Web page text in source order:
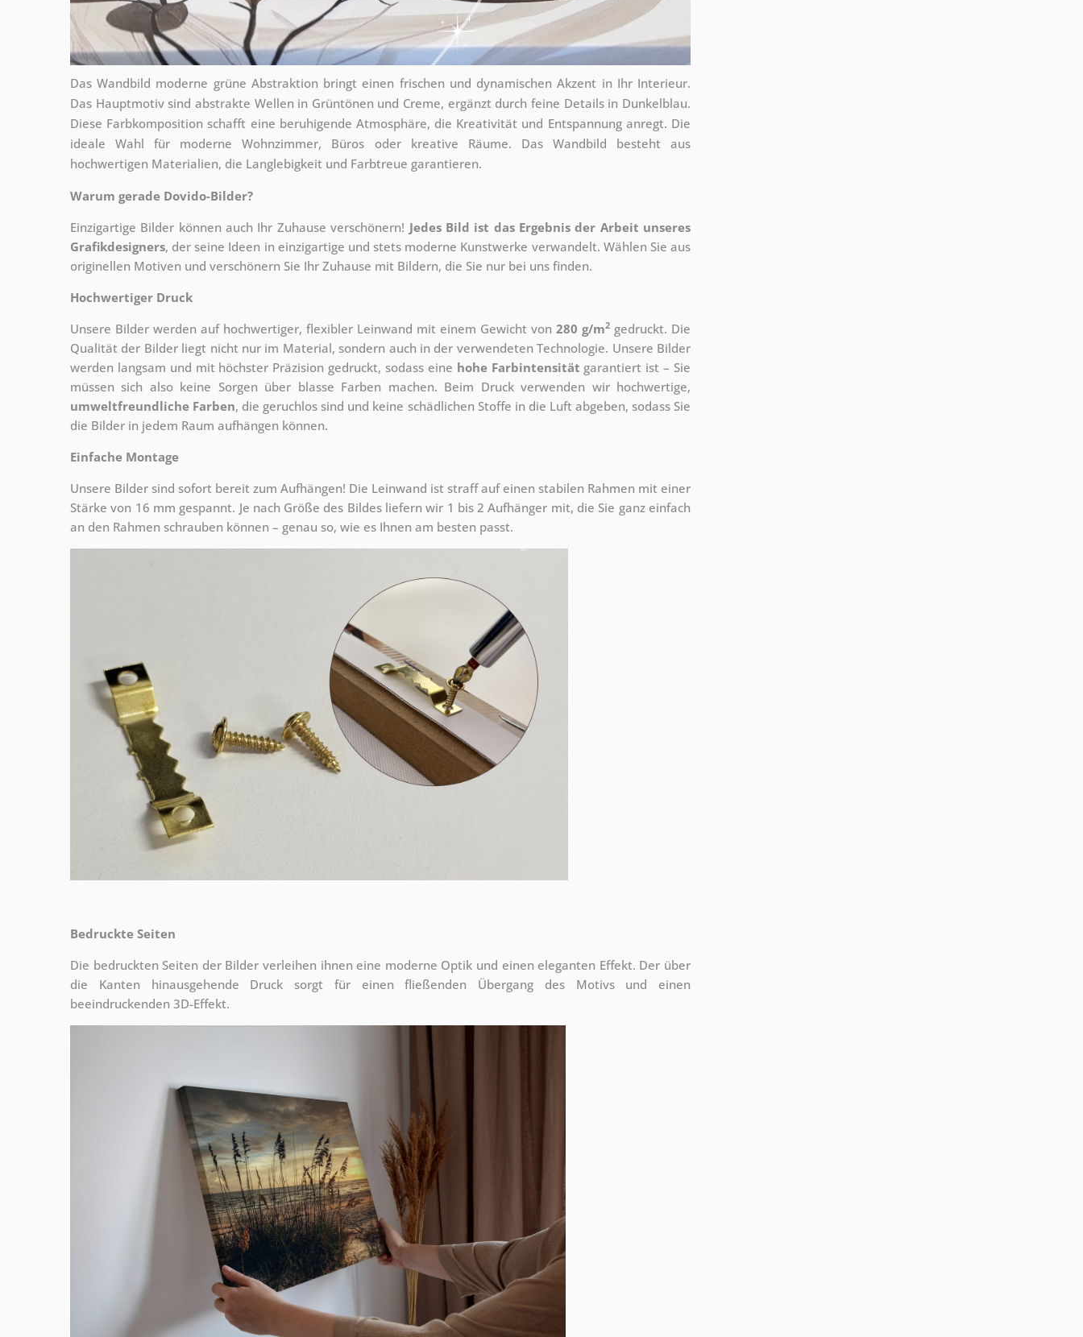
Das Wandbild moderne grüne Abstraktion bringt einen frischen und dynamischen Akzent in Ihr Interieur.
Das Hauptmotiv sind abstrakte Wellen in Grüntönen und Creme, ergänzt durch feine Details in Dunkelblau.
Diese Farbkomposition schafft eine beruhigende Atmosphäre, die Kreativität und Entspannung anregt. Die
ideale Wahl für moderne Wohnzimmer, Büros oder kreative Räume. Das Wandbild besteht aus
hochwertigen Materialien, die Langlebigkeit und Farbtreue garantieren.
Warum gerade Dovido-Bilder?
Einzigartige Bilder können auch Ihr Zuhause verschönern! Jedes Bild ist das Ergebnis der Arbeit unseres
Grafikdesigners, der seine Ideen in einzigartige und stets moderne Kunstwerke verwandelt. Wählen Sie aus
originellen Motiven und verschönern Sie Ihr Zuhause mit Bildern, die Sie nur bei uns finden.
Hochwertiger Druck
Unsere Bilder werden auf hochwertiger, flexibler Leinwand mit einem Gewicht von 280 g/m2 gedruckt. Die
Qualität der Bilder liegt nicht nur im Material, sondern auch in der verwendeten Technologie. Unsere Bilder
werden langsam und mit höchster Präzision gedruckt, sodass eine hohe Farbintensität garantiert ist – Sie
müssen sich also keine Sorgen über blasse Farben machen. Beim Druck verwenden wir hochwertige,
umweltfreundliche Farben, die geruchlos sind und keine schädlichen Stoffe in die Luft abgeben, sodass Sie
die Bilder in jedem Raum aufhängen können.
Einfache Montage
Unsere Bilder sind sofort bereit zum Aufhängen! Die Leinwand ist straff auf einen stabilen Rahmen mit einer
Stärke von 16 mm gespannt. Je nach Größe des Bildes liefern wir 1 bis 2 Aufhänger mit, die Sie ganz einfach
an den Rahmen schrauben können – genau so, wie es Ihnen am besten passt.
Bedruckte Seiten
Die bedruckten Seiten der Bilder verleihen ihnen eine moderne Optik und einen eleganten Effekt. Der über
die Kanten hinausgehende Druck sorgt für einen fließenden Übergang des Motivs und einen
beeindruckenden 3D-Effekt.